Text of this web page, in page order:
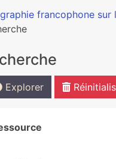
francophone sur
Explorer